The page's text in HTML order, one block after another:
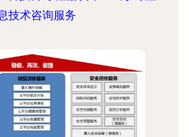
技术咨询服务